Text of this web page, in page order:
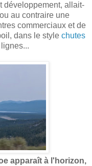
développement, allait-
au contraire une
commerciaux et de
dans le style chutes
apparaît à l'horizon,